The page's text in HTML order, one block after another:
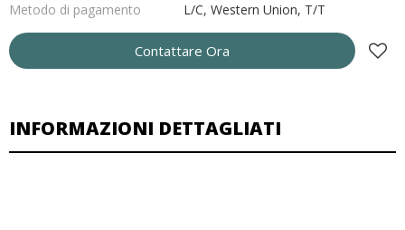
Metodo di pagamento
L/C, Western Union, T/T
Contattare Ora
INFORMAZIONI DETTAGLIATI